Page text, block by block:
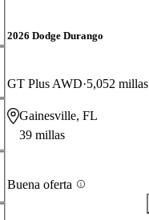
2026 Dodge Durango
GT Plus AWD 5,052 millas
Gainesville, FL
39 millas
Buena oferta